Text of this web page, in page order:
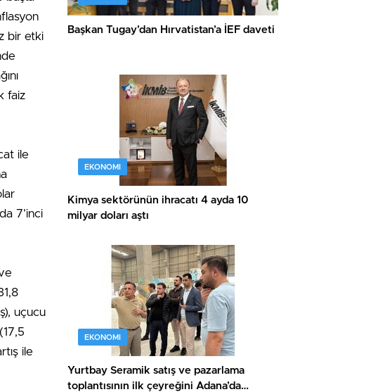
bir etki
faiz
ile
7’inci
uçucu
ile
Başkan Tugay’dan Hırvatistan’a İEF daveti
EKONOMI
Kimya sektörünün ihracatı 4 ayda 10
milyar doları aştı
EKONOMI
Yurtbay Seramik satış ve pazarlama
toplantısının ilk çeyreğini Adana’da